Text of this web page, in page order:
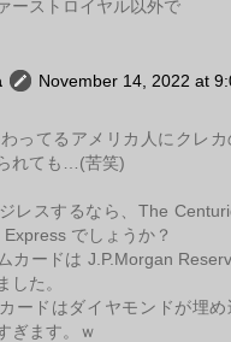
ーストロイヤル以外で
November 14, 2022 at
ってるアメリカ人にクレカ
れても…(苦笑)
レスするなら、The
でしょうか？
カードは J.P.Morgan
した。
ードはダイヤモンドが埋
ぎます。ｗ